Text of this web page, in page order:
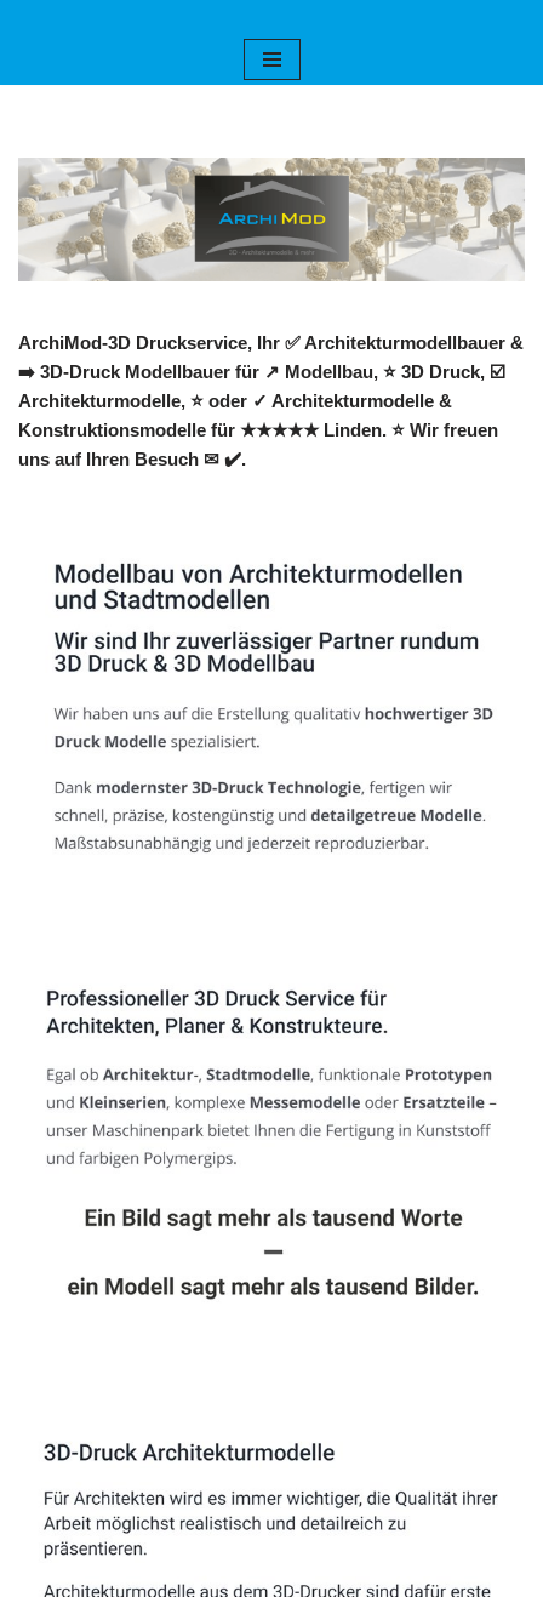
ArchiMod-3D Druckservice, Ihr ✅ Architekturmodellbauer &
➡️ 3D-Druck Modellbauer für ↗️ Modellbau, ⭐ 3D Druck, ☑️
Architekturmodelle, ⭐ oder ✓ Architekturmodelle &
Konstruktionsmodelle für ★★★★★ Linden. ⭐ Wir freuen
uns auf Ihren Besuch ✉ ✔️.